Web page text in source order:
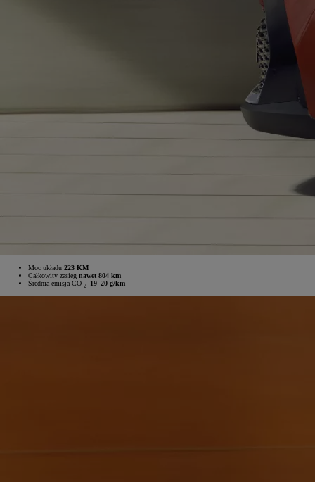
Moc układu 223 KM
Całkowity zasięg nawet 804 km
Średnia emisja CO 2 19–20 g/km